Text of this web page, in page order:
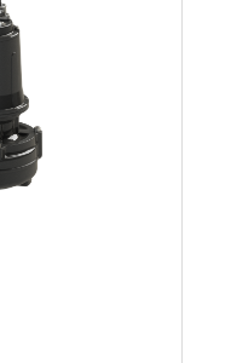
1.968,38 €
1.968,38 €Fascia
di
prezzo:
da
1.537,20 €
a
1.968,38 €.